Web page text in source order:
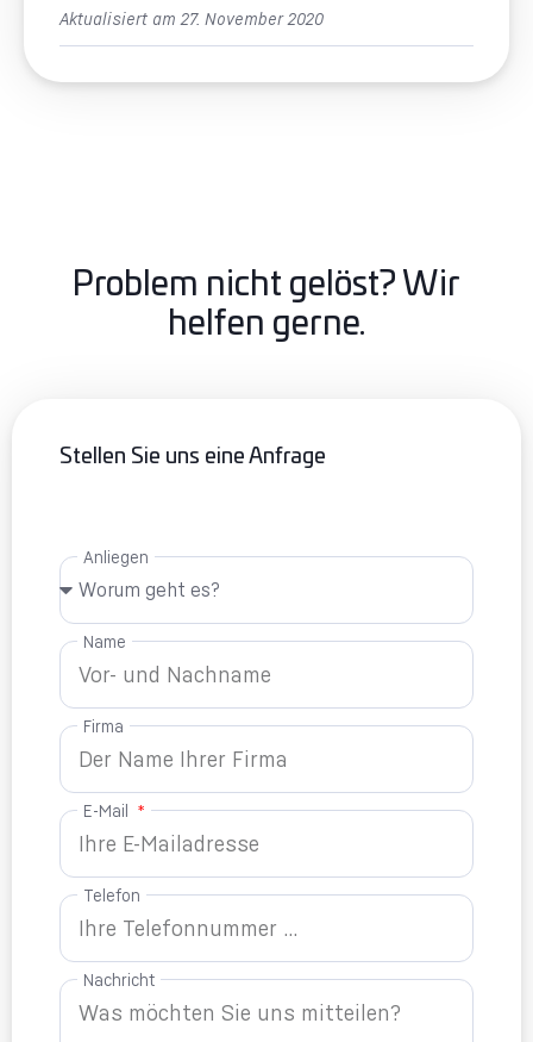
Aktualisiert am 27. November 2020
Problem nicht gelöst? Wir
helfen gerne.
Stellen Sie uns eine Anfrage
Anliegen
Name
Firma
E-Mail
Telefon
Nachricht